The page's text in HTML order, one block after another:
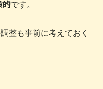
的です。
整も事前に考えておく